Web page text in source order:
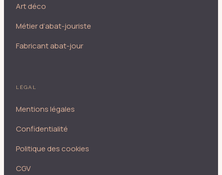
Art déco
Métier d’abat-jouriste
Fabricant abat-jour
LÉGAL
Mentions légales
Confidentialité
Politique des cookies
CGV